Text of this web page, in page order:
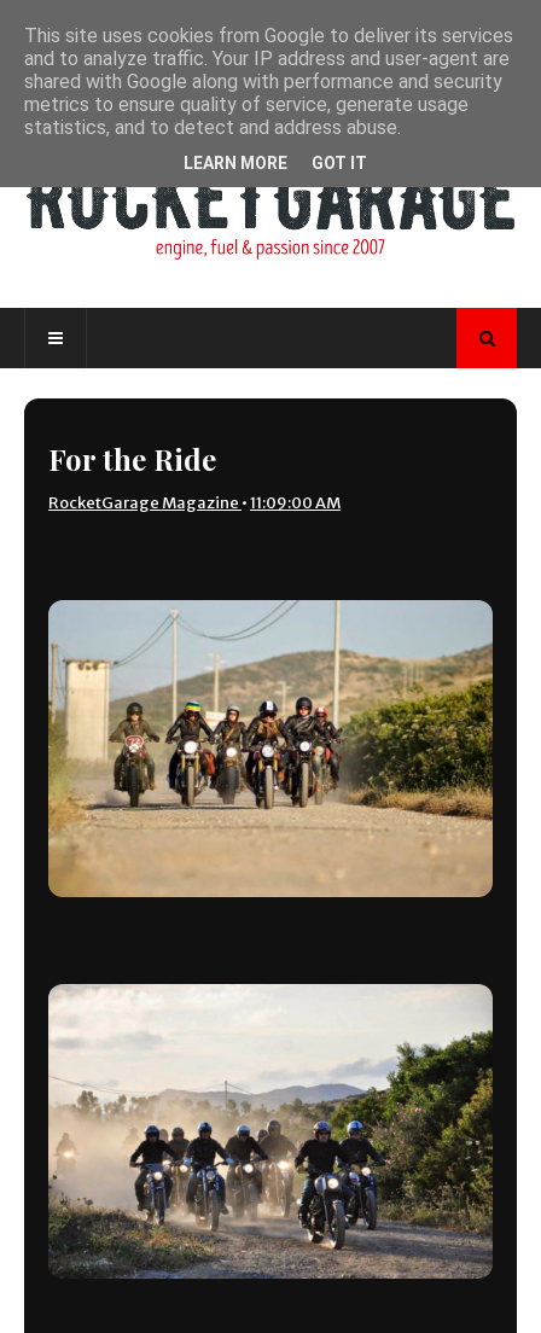
For the Ride
RocketGarage Magazine •11:09:00 AM
This site uses cookies from Google to deliver its services
and to analyze traffic. Your IP address and user-agent are
shared with Google along with performance and security
metrics to ensure quality of service, generate usage
statistics, and to detect and address abuse.
LEARN MORE GOT IT